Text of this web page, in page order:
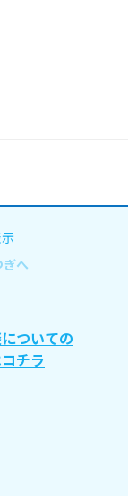
へ
ついての
チラ